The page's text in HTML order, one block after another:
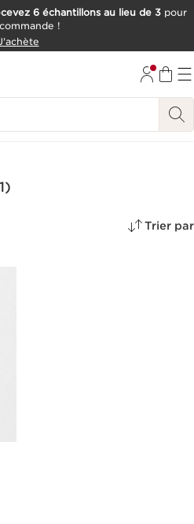
6 échantillons au lieu de 3 pour
!
Trier par